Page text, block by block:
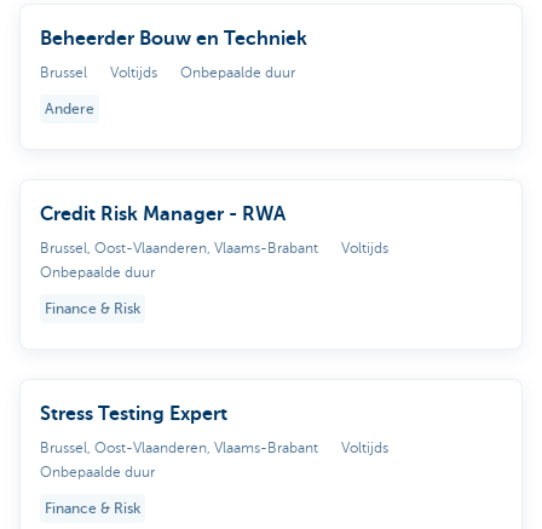
Beheerder Bouw en Techniek
Brussel Voltijds Onbepaalde duur
Andere
Credit Risk Manager - RWA
Brussel, Oost-Vlaanderen, Vlaams-Brabant
Voltijds
Onbepaalde duur
Finance & Risk
Stress Testing Expert
Brussel, Oost-Vlaanderen, Vlaams-Brabant
Voltijds
Onbepaalde duur
Finance & Risk